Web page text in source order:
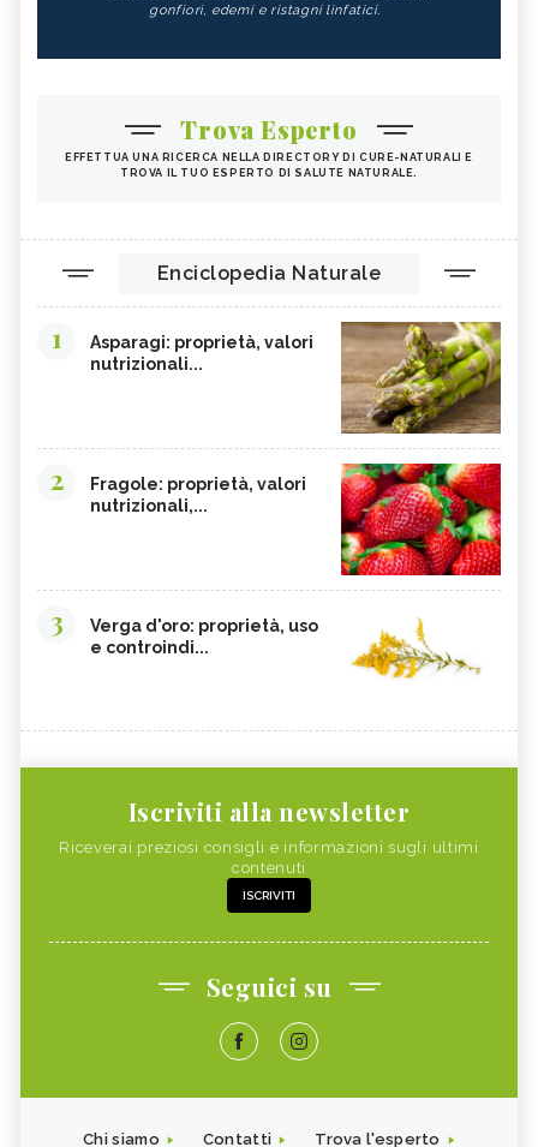
gonfiori, edemi e ristagni linfatici.
Trova Esperto
EFFETTUA UNA RICERCA NELLA DIRECTORY DI CURE-NATURALI E
TROVA IL TUO ESPERTO DI SALUTE NATURALE.
Enciclopedia Naturale
1
Asparagi: proprietà, valori
nutrizionali...
2
Fragole: proprietà, valori
nutrizionali,...
3
Verga d'oro: proprietà, uso
e controindi...
Iscriviti alla newsletter
Riceverai preziosi consigli e informazioni sugli ultimi
contenuti
ISCRIVITI
Seguici su
Chi siamo Contatti Trova l'esperto